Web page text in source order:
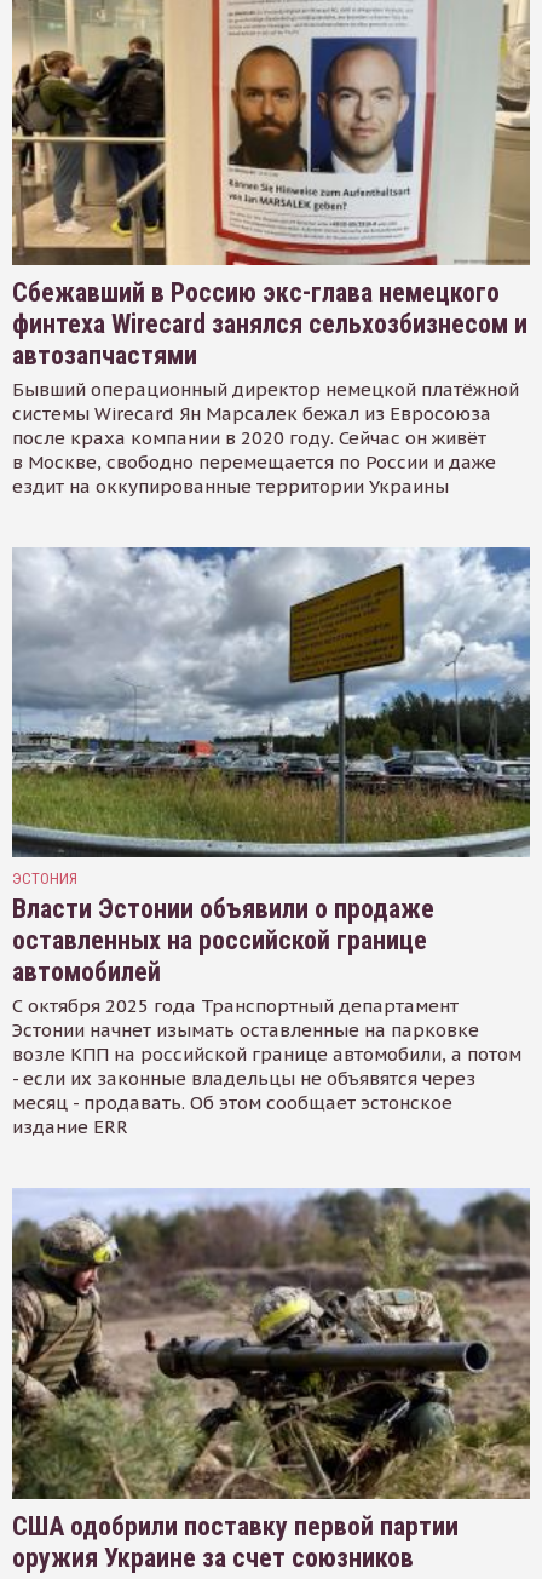
Сбежавший в Россию экс-глава немецкого
финтеха Wirecard занялся сельхозбизнесом и
автозапчастями
Бывший операционный директор немецкой платёжной
системы Wirecard Ян Марсалек бежал из Евросоюза
после краха компании в 2020 году. Сейчас он живёт
в Москве, свободно перемещается по России и даже
ездит на оккупированные территории Украины
ЭСТОНИЯ
Власти Эстонии объявили о продаже
оставленных на российской границе
автомобилей
С октября 2025 года Транспортный департамент
Эстонии начнет изымать оставленные на парковке
возле КПП на российской границе автомобили, а потом
- если их законные владельцы не объявятся через
месяц - продавать. Об этом сообщает эстонское
издание ERR
США одобрили поставку первой партии
оружия Украине за счет союзников